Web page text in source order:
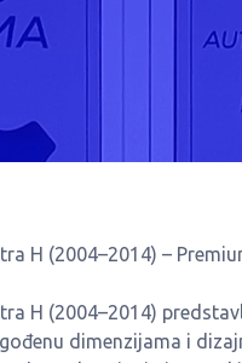
H (2004–2014) –
H (2004–2014)
dimenzijama i